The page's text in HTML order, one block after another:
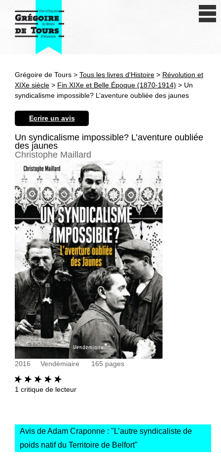
Antiquité
XXe siècle
Autres civilisations
Thématiques
Grégoire de Tours > Tous les livres d'Histoire > Révolution et
XIXe siècle > Fin XIXe et Belle Époque (1870-1914) > Un
syndicalisme impossible? L’aventure oubliée des jaunes
Ecrire un avis
Un syndicalisme impossible? L’aventure oubliée
des jaunes
Christophe Maillard
2016 Vendémiaire 165 pages
1 critique de lecteur
Avis de Adam Craponne : " L’autre syndicaliste de
poids natif du Territoire de Belfort"